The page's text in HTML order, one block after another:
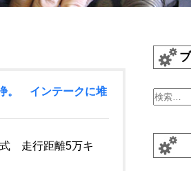
。 インテークに堆
走行距離5万キ